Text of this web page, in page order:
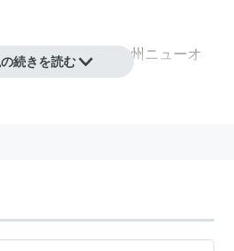
リカ／ルイジアナ州ニューオ
続きを読む